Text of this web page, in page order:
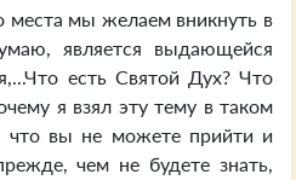
места мы желаем вникнуть в
является выдающейся
есть Святой Дух? Что
я взял эту тему в таком
что вы не можете прийти и
чем не будете знать,